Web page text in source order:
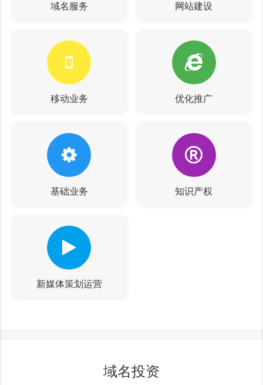
域名服务 网站建设
移动业务 优化推广
基础业务 知识产权
新媒体策划运营
域名投资